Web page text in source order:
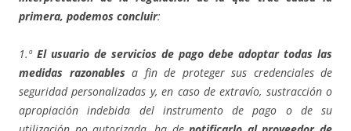
primera, podemos concluir:
1.º El usuario de servicios de pago debe adoptar todas las
medidas razonables a fin de proteger sus credenciales de
seguridad personalizadas y, en caso de extravío, sustracción o
apropiación indebida del instrumento de pago o de su